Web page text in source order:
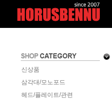
신상품
삼각대/모노포드
헤드/플레이트/관련